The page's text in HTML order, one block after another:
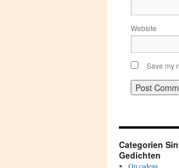
Website
Save my
Categorien
Gedichten
Op cadeau